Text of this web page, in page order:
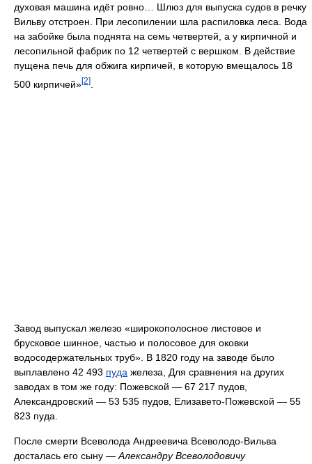
духовая машина идёт ровно… Шлюз для выпуска судов в речку
Вильву отстроен. При лесопилении шла распиловка леса. Вода
на забойке была поднята на семь четвертей, а у кирпичной и
лесопильной фабрик по 12 четвертей с вершком. В действие
пущена печь для обжига кирпичей, в которую вмещалось 18
500 кирпичей»[2]
Завод выпускал железо «широкополосное листовое и
брусковое шинное, частью и полосовое для оковки
водосодержательных труб». В 1820 году на заводе было
выплавлено 42 493 пуда железа, Для сравнения на других
заводах в том же году: Пожевской — 67 217 пудов,
Александровский — 53 535 пудов, Елизавето-Пожевской — 55
823 пуда.
После смерти Всеволода Андреевича Всеволодо-Вильва
досталась его сыну —Александру Всеволодовичу